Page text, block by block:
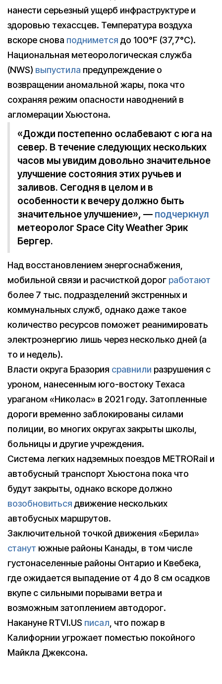
нанести серьезный ущерб инфраструктуре и
здоровью техассцев. Температура воздуха
вскоре снова поднимется до 100°F (37,7°С).
Национальная метеорологическая служба
(NWS) выпустила предупреждение о
возвращении аномальной жары, пока что
сохраняя режим опасности наводнений в
агломерации Хьюстона.
«Дожди постепенно ослабевают с юга на
север. В течение следующих нескольких
часов мы увидим довольно значительное
улучшение состояния этих ручьев и
заливов. Сегодня в целом и в
особенности к вечеру должно быть
значительное улучшение», — подчеркнул
метеоролог Space City Weather Эрик
Бергер.
Над восстановлением энергоснабжения,
мобильной связи и расчисткой дорог работают
более 7 тыс. подразделений экстренных и
коммунальных служб, однако даже такое
количество ресурсов поможет реанимировать
электроэнергию лишь через несколько дней (а
то и недель).
Власти округа Бразория сравнили разрушения с
уроном, нанесенным юго-востоку Техаса
ураганом «Николас» в 2021 году. Затопленные
дороги временно заблокированы силами
полиции, во многих округах закрыты школы,
больницы и другие учреждения.
Система легких надземных поездов METRORail и
автобусный транспорт Хьюстона пока что
будут закрыты, однако вскоре должно
возобновиться движение нескольких
автобусных маршрутов.
Заключительной точкой движения «Берила»
станут южные районы Канады, в том числе
густонаселенные районы Онтарио и Квебека,
где ожидается выпадение от 4 до 8 см осадков
вкупе с сильными порывами ветра и
возможным затоплением автодорог.
Накануне RTVI.US писал, что пожар в
Калифорнии угрожает поместью покойного
Майкла Джексона.